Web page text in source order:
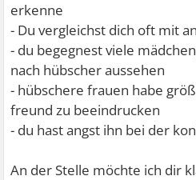
erkenne
- Du vergleichst dich oft mit
- du begegnest viele
nach hübscher aussehen
- hübschere frauen habe
freund zu beeindrucken
- du hast angst ihn bei der
An der Stelle möchte ich dir